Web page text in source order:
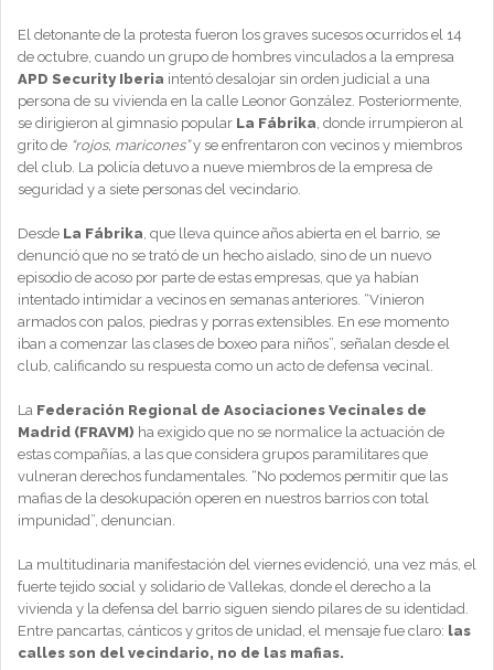
El detonante de la protesta fueron los graves sucesos ocurridos el 14
de octubre, cuando un grupo de hombres vinculados a la empresa
APD Security Iberia intentó desalojar sin orden judicial a una
persona de su vivienda en la calle Leonor González. Posteriormente,
se dirigieron al gimnasio popular La Fábrika , donde irrumpieron al
grito de “rojos, maricones”y se enfrentaron con vecinos y miembros
del club. La policía detuvo a nueve miembros de la empresa de
seguridad y a siete personas del vecindario.
Desde La Fábrika , que lleva quince años abierta en el barrio, se
denunció que no se trató de un hecho aislado, sino de un nuevo
episodio de acoso por parte de estas empresas, que ya habían
intentado intimidar a vecinos en semanas anteriores. “Vinieron
armados con palos, piedras y porras extensibles. En ese momento
iban a comenzar las clases de boxeo para niños”, señalan desde el
club, calificando su respuesta como un acto de defensa vecinal.
La Federación Regional de Asociaciones Vecinales de
Madrid (FRAVM) ha exigido que no se normalice la actuación de
estas compañías, a las que considera grupos paramilitares que
vulneran derechos fundamentales. “No podemos permitir que las
mafias de la desokupación operen en nuestros barrios con total
impunidad”, denuncian.
La multitudinaria manifestación del viernes evidenció, una vez más, el
fuerte tejido social y solidario de Vallekas, donde el derecho a la
vivienda y la defensa del barrio siguen siendo pilares de su identidad.
Entre pancartas, cánticos y gritos de unidad, el mensaje fue claro: las
calles son del vecindario, no de las mafias.